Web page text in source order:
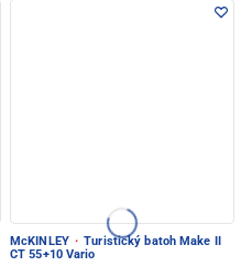
McKINLEY · Turistický batoh Make II
CT 55+10 Vario